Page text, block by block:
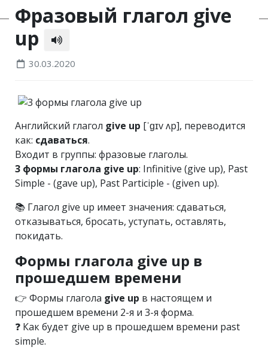
Фразовый глагол give
up
30.03.2020
Английский глагол give up [ˈɡɪv ʌp], переводится
как: сдаваться.
Входит в группы: фразовые глаголы.
3 формы глагола give up: Infinitive (give up), Past
Simple - (gave up), Past Participle - (given up).
📚 Глагол give up имеет значения: сдаваться,
отказываться, бросать, уступать, оставлять,
покидать.
Формы глагола give up в
прошедшем времени
👉 Формы глагола give up в настоящем и
прошедшем времени 2-я и 3-я форма.
❓ Как будет give up в прошедшем времени past
simple.